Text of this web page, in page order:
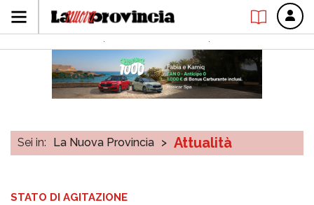
Sei in: La Nuova Provincia > Attualità
STATO DI AGITAZIONE